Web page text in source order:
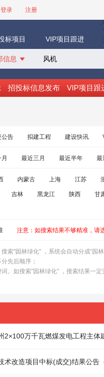
登录 注册
标项目 VIP项目跟进
信息 
采购
公示
采购
招投标信息发布 VIP项目跟
公告 拟建工程 建设快讯
最近三月 最近半年 最
内蒙古 上海 江苏
吉林 黑龙江 陕西 甘
注意：如搜索结果不够精准，请
"园林绿化" ，系统会自动分成“园
先后顺序；
。如搜索"园林绿化" ，搜索结果一定
术改造项目中标(成交)结果公告